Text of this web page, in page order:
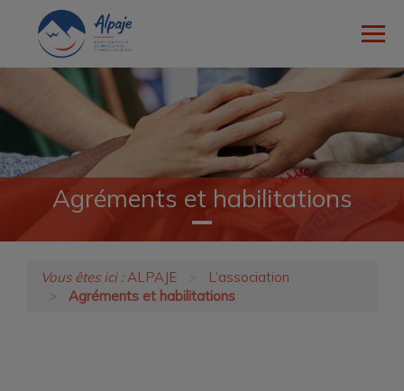
L’ASSOCIATION
NOS MISSIONS
RELATIONS AVEC L’EXTÉRIEUR
NOUS TROUVER
CONTACT
Agréments et habilitations
Vous êtes ici :ALPAJE
L’association
Agréments et habilitations